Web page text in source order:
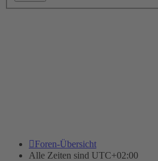
Foren-Übersicht
Alle Zeiten sind UTC+02:00